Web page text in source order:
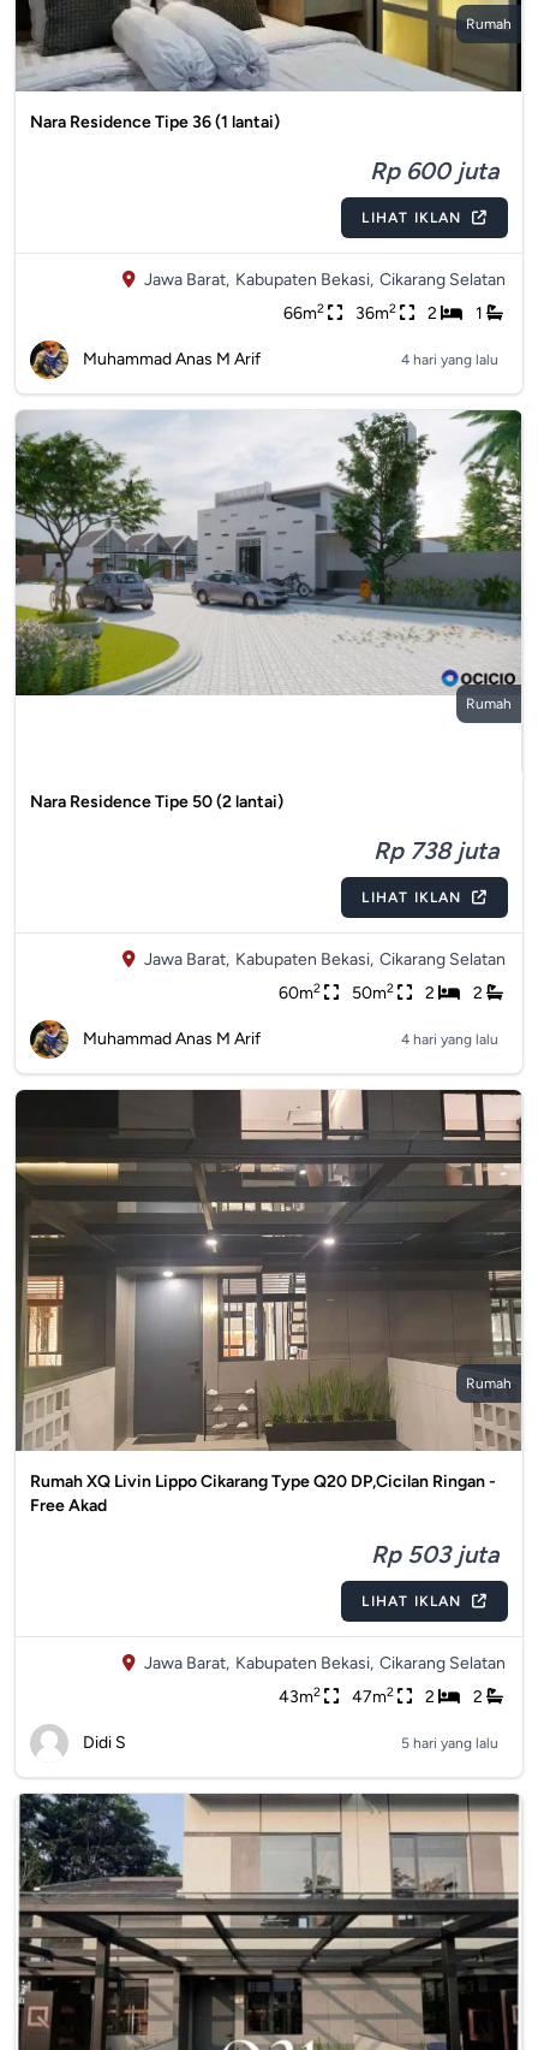
Rumah
Nara Residence Tipe 36 (1 lantai)
Rp 600 juta
LIHAT IKLAN
Jawa Barat, Kabupaten Bekasi, Cikarang Selatan
66m2 36m2 2 1
Muhammad Anas M Arif 4 hari yang lalu
Rumah
Nara Residence Tipe 50 (2 lantai)
Rp 738 juta
LIHAT IKLAN
Jawa Barat, Kabupaten Bekasi, Cikarang Selatan
60m2 50m2 2 2
Muhammad Anas M Arif 4 hari yang lalu
Rumah
Rumah XQ Livin Lippo Cikarang Type Q20 DP,Cicilan Ringan -
Free Akad
Rp 503 juta
LIHAT IKLAN
Jawa Barat, Kabupaten Bekasi, Cikarang Selatan
43m2 47m2 2 2
Didi S 5 hari yang lalu